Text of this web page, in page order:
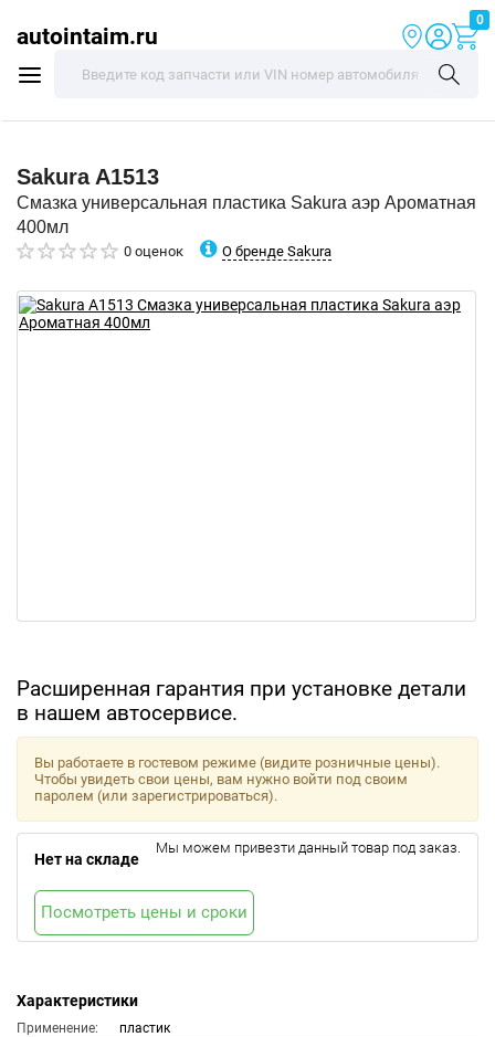
autointaim.ru
0
Sakura A1513
Смазка универсальная пластика Sakura аэр Ароматная
400мл
0 оценок О бренде Sakura
Расширенная гарантия при установке детали
в нашем автосервисе.
Характеристики
Применение:
пластик
Вы работаете в гостевом режиме (видите розничные цены).
Чтобы увидеть свои цены, вам нужно войти под своим
паролем (или зарегистрироваться).
Нет на складе
Мы можем привезти данный товар под заказ.
Посмотреть цены и сроки